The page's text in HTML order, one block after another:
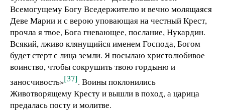
Всемогущему Богу Вседержителю и вечно молящаяся
Деве Марии и с верою уповающая на честный Крест,
прочла я твое, Бога гневающее, послание, Нукардин.
Всякий, лживо клянущийся именем Господа, Богом
будет стерт с лица земли. Я посылаю христолюбивое
воинство, чтобы сокрушить твою гордыню и
заносчивость»[37]. Воины поклонились
Животворящему Кресту и вышли в поход, а царица
предалась посту и молитве.